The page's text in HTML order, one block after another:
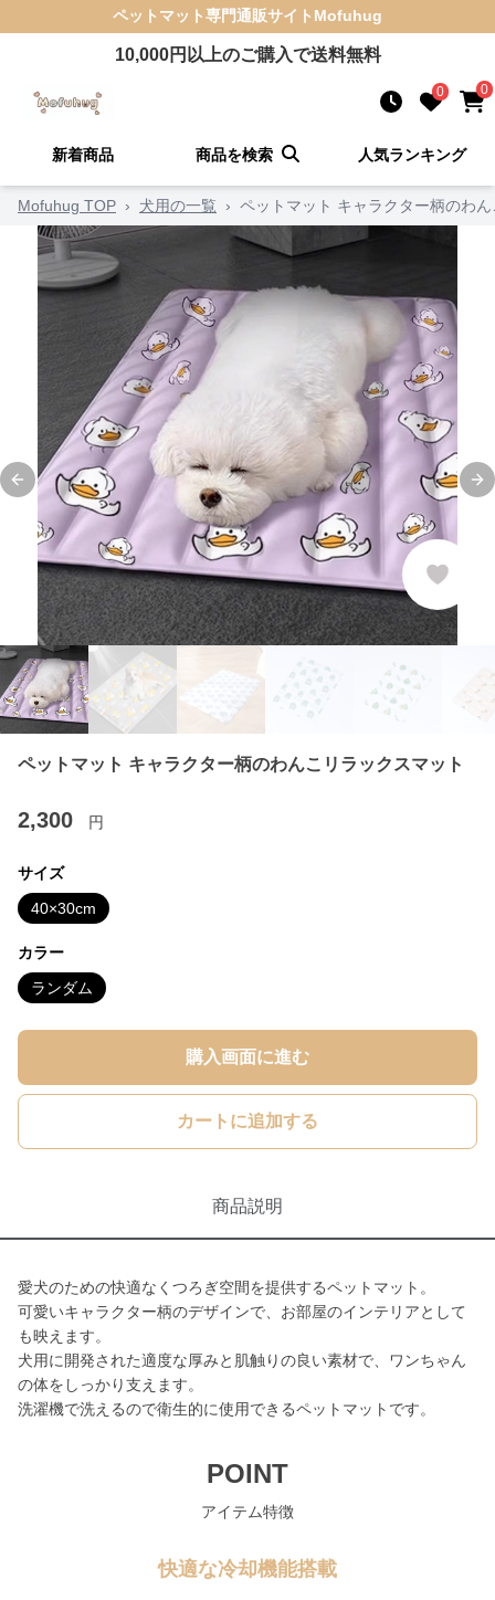
ペットマット専門通販サイト Mofuhug
10,000円以上のご購入で送料無料
0 0
新着商品 商品を検索 人気ランキング
Mofuhug TOP › 犬用の一覧 › ペットマット キャラクター柄のわ
Previous slide
ペットマット キャラクター柄のわんこリラックスマット
2,300 円
サイズ
40×30cm
カラー
ランダム
購入画面に進む
カートに追加する
商品説明
愛犬のための快適なくつろぎ空間を提供するペットマット。
可愛いキャラクター柄のデザインで、お部屋のインテリアとして
も映えます。
犬用に開発された適度な厚みと肌触りの良い素材で、ワンちゃん
の体をしっかり支えます。
洗濯機で洗えるので衛生的に使用できるペットマットです。
POINT
アイテム特徴
快適な冷却機能搭載